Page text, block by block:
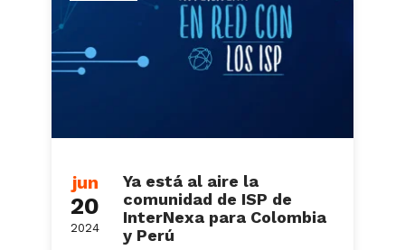
jun
20
2024
Ya está al aire la
comunidad de ISP de
InterNexa para Colombia
y Perú